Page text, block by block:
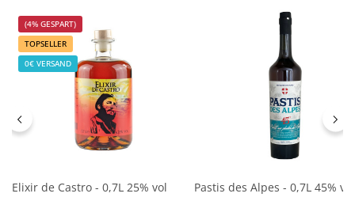
(4% GESPART)
TOPSELLER
0€ VERSAND
Elixir de Castro - 0,7L 25% vol Pastis des Alpes - 0,7L 45% vol